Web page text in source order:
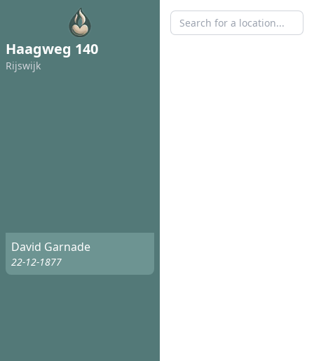
Haagweg 140
Rijswijk
David Garnade
22-12-1877